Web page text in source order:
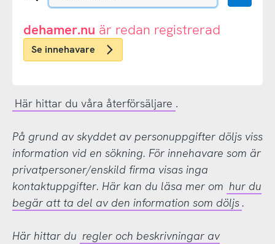
eller
.nu-
domän
dehamer.nu är redan registrerad
Se innehavare
Här hittar du våra återförsäljare .
På grund av skyddet av personuppgifter döljs viss
information vid en sökning. För innehavare som är
privatpersoner/enskild firma visas inga
kontaktuppgifter. Här kan du läsa mer om hur du
begär att ta del av den information som döljs .
Här hittar du regler och beskrivningar av